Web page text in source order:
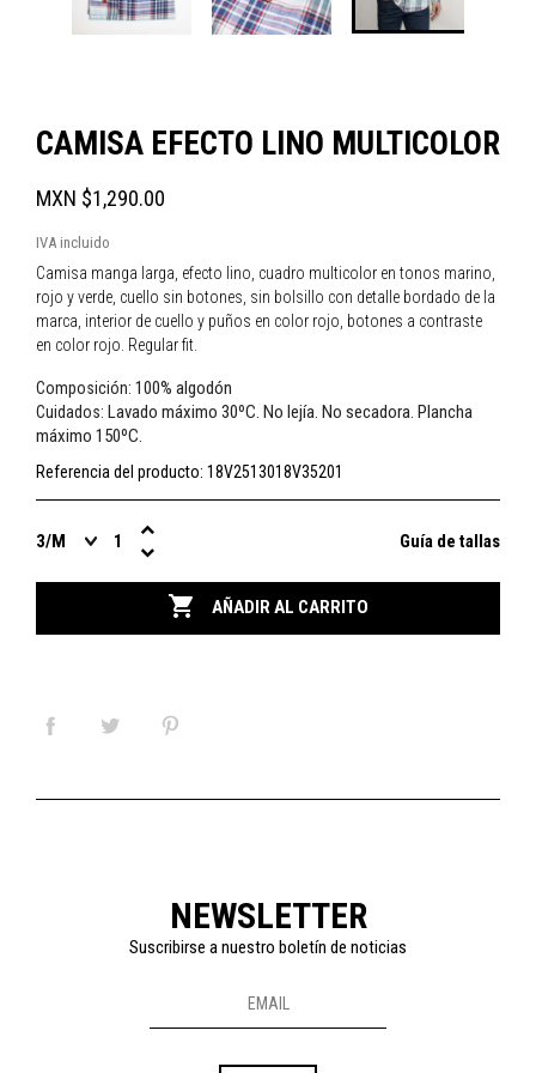
CAMISA EFECTO LINO MULTICOLOR
MXN $1,290.00
IVA incluido
Camisa manga larga, efecto lino, cuadro multicolor en tonos marino,
rojo y verde, cuello sin botones, sin bolsillo con detalle bordado de la
marca, interior de cuello y puños en color rojo, botones a contraste
en color rojo. Regular fit.
Composición: 100% algodón
Cuidados: Lavado máximo 30ºC. No lejía. No secadora. Plancha
máximo 150ºC.
Referencia del producto: 18V2513018V35201
Guía de tallas
 AÑADIR AL CARRITO
NEWSLETTER
Suscribirse a nuestro boletín de noticias